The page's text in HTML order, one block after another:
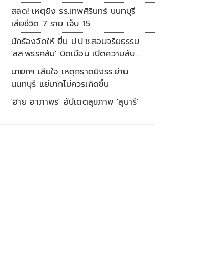
สลด! เหตุยิง รร.เทพศิรินทร์ นนทบุรี
เสียชีวิต 7 ราย เจ็บ 15
นักร้องจัดให้ ยื่น ป.ป.ช.สอบจริยธรรม
'สส.พรรคส้ม' บิดเบือน เปิดความลับ
'บังเกอร์ทหาร'
นายกฯ เสียใจ เหตุกราดยิงรร.ย่าน
นนทบุรี แย่มากไม่ควรเกิดขึ้น
'ฮาย อาภาพร' อัปเดตสุขภาพ 'สุนารี'